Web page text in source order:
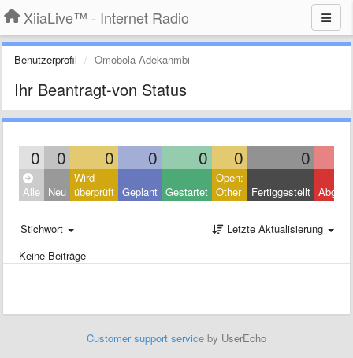
XiiaLive™ - Internet Radio
Benutzerprofil Omobola Adekanmbi
Ihr Beantragt-von Status
0 0 0 0 0 0 0
Alle Neu
Wird
überprüft Geplant Gestartet
Open:
Other
Fertiggestellt
Stichwort
Letzte Aktualisierung
Keine Beiträge
Customer support service by UserEcho